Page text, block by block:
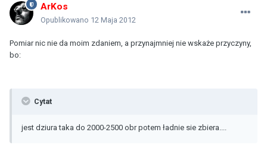
ArKos
Opublikowano 12 Maja 2012
Pomiar nic nie da moim zdaniem, a przynajmniej nie wskaże przyczyny,
bo:
Cytat
jest dziura taka do 2000-2500 obr potem ładnie sie zbiera....